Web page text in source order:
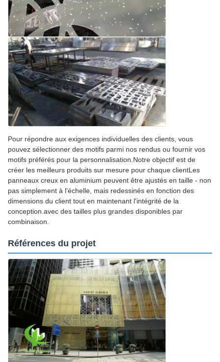
Pour répondre aux exigences individuelles des clients, vous
pouvez sélectionner des motifs parmi nos rendus ou fournir vos
motifs préférés pour la personnalisation.Notre objectif est de
créer les meilleurs produits sur mesure pour chaque clientLes
panneaux creux en aluminium peuvent être ajustés en taille - non
pas simplement à l'échelle, mais redessinés en fonction des
dimensions du client tout en maintenant l'intégrité de la
conception.avec des tailles plus grandes disponibles par
combinaison.
Références du projet